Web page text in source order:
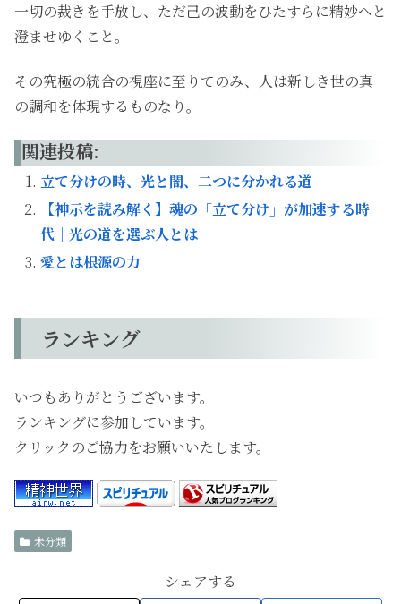
一切の裁きを手放し、ただ己の波動をひたすらに精妙へと
澄ませゆくこと。
その究極の統合の視座に至りてのみ、人は新しき世の真
の調和を体現するものなり。
関連投稿:
立て分けの時、光と闇、二つに分かれる道
【神示を読み解く】魂の「立て分け」が加速する時
代｜光の道を選ぶ人とは
愛とは根源の力
ランキング
いつもありがとうございます。
ランキングに参加しています。
クリックのご協力をお願いいたします。
未分類
シェアする